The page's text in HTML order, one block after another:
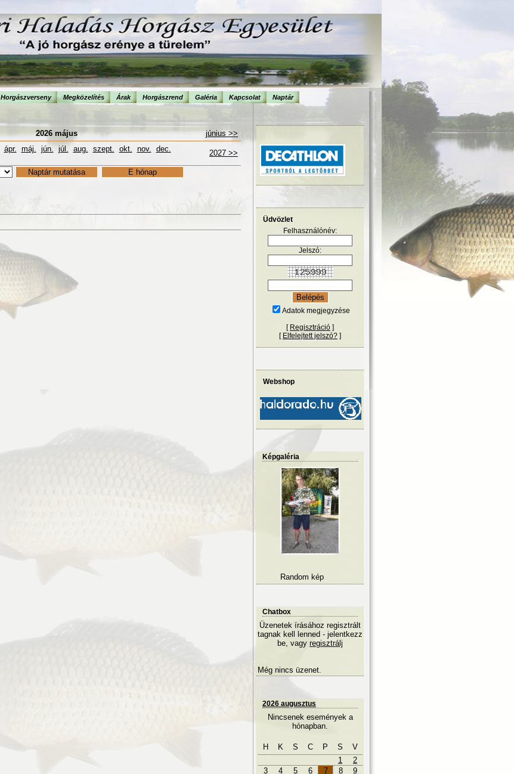
Horgászverseny Megközelítés Árak Horgászrend Galéria Kapcsolat Naptár
2026 május június >>
ápr. máj. jún. júl. aug. szept. okt. nov. dec. 2027 >>
Üdvözlet
Felhasználónév:
Jelszó:
Adatok megjegyzése
[ Regisztráció ]
[ Elfelejtett jelszó? ]
Webshop
Képgaléria
Random kép
Chatbox
Üzenetek írásához regisztrált
tagnak kell lenned - jelentkezz
be, vagy regisztrálj
Még nincs üzenet.
2026 augusztus
Nincsenek események a
hónapban.
H K S C P S
V
1
2
3
4 5 6 7 8
9